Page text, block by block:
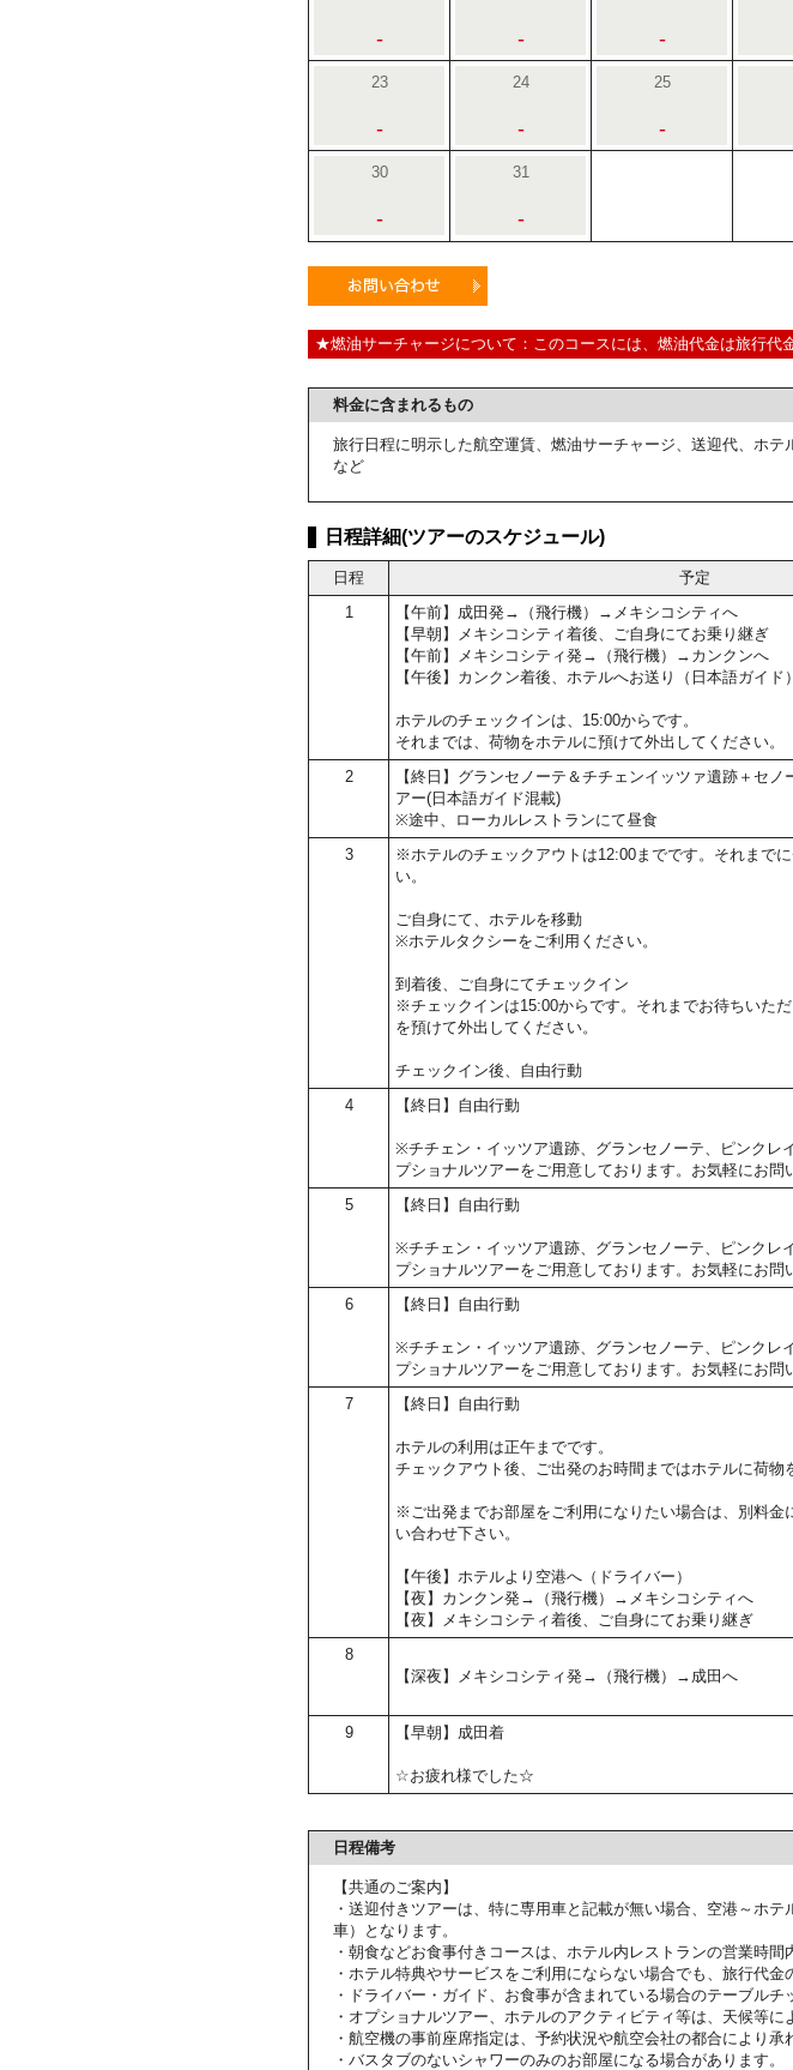
- - -
23
-
24
-
25
-
30
-
31
-
★燃油サーチャージについて：このコースには、燃油代金は旅行代
料金に含まれるもの
旅行日程に明示した航空運賃、燃油サーチャージ、送迎代、ホ
など
日程詳細(ツアーのスケジュール)
日程 予定
1
【午前】成田発→（飛行機）→メキシコシティへ
【早朝】メキシコシティ着後、ご自身にてお乗り継ぎ
【午前】メキシコシティ発→（飛行機）→カンクンへ
【午後】カンクン着後、ホテルへお送り（日本語ガイド）
ホテルのチェックインは、15:00からです。
それまでは、荷物をホテルに預けて外出してください。
2
【終日】グランセノーテ＆チチェンイッツァ遺跡＋セ
アー(日本語ガイド混載)
※途中、ローカルレストランにて昼食
3
※ホテルのチェックアウトは12:00までです。それまで
い。
ご自身にて、ホテルを移動
※ホテルタクシーをご利用ください。
到着後、ご自身にてチェックイン
※チェックインは15:00からです。それまでお待ちいた
を預けて外出してください。
チェックイン後、自由行動
4 【終日】自由行動
※チチェン・イッツア遺跡、グランセノーテ、ピンクレ
プショナルツアーをご用意しております。お気軽にお問
5 【終日】自由行動
※チチェン・イッツア遺跡、グランセノーテ、ピンクレ
プショナルツアーをご用意しております。お気軽にお問
6 【終日】自由行動
※チチェン・イッツア遺跡、グランセノーテ、ピンクレ
プショナルツアーをご用意しております。お気軽にお問
7 【終日】自由行動
ホテルの利用は正午までです。
チェックアウト後、ご出発のお時間まではホテルに荷物
※ご出発までお部屋をご利用になりたい場合は、別料金
い合わせ下さい。
【午後】ホテルより空港へ（ドライバー）
【夜】カンクン発→（飛行機）→メキシコシティへ
【夜】メキシコシティ着後、ご自身にてお乗り継ぎ
8
【深夜】メキシコシティ発→（飛行機）→成田へ
9 【早朝】成田着
☆お疲れ様でした☆
日程備考
【共通のご案内】
・送迎付きツアーは、特に専用車と記載が無い場合、空港～ホ
車）となります。
・朝食などお食事付きコースは、ホテル内レストランの営業時間
・ホテル特典やサービスをご利用にならない場合でも、旅行代金
・ドライバー・ガイド、お食事が含まれている場合のテーブル
・オプショナルツアー、ホテルのアクティビティ等は、天候等に
・航空機の事前座席指定は、予約状況や航空会社の都合により承
・バスタブのないシャワーのみのお部屋になる場合があります。